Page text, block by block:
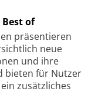
Best of
präsentieren
neue
und ihre
bieten für Nutzer
zusätzliches
mit Super-